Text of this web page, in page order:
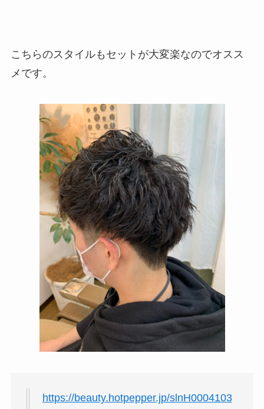
こちらのスタイルもセットが大変楽なのでオスス
メです。
https://beauty.hotpepper.jp/slnH0004103